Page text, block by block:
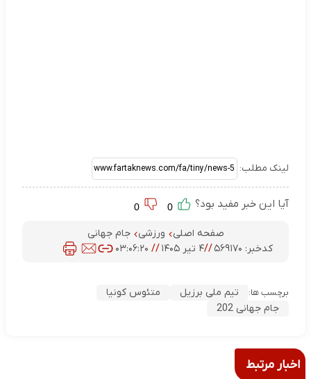
لینک مطلب:
آیا این خبر مفید بود؟
صفحه اصلی ورزشی
جام جهانی
کدخبر: ۵۶۹۱۷۰ //۴ تیر ۱۴۰۵ // ۰۳:۰۶:۲۰
برچسب ها: تیم ملی برزیل
متئوس کونیا
جام جهانی 202
اخبار مرتبط